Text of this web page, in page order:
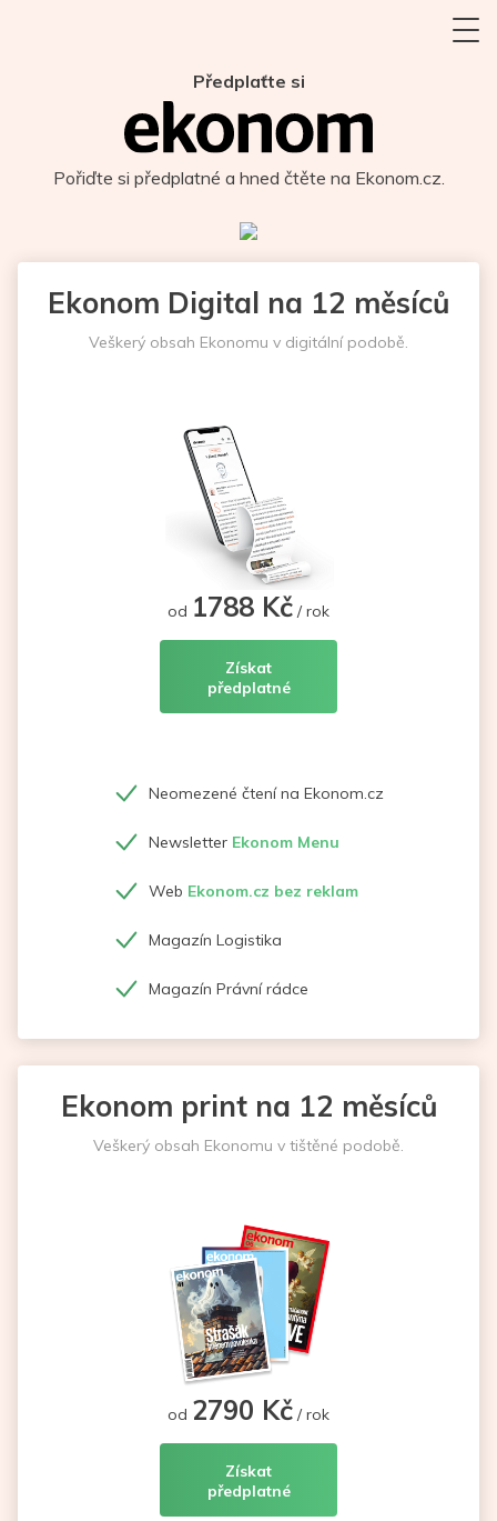
Předplaťte si
Pořiďte si předplatné a hned čtěte na Ekonom.cz.
Ekonom Digital na 12 měsíců
Veškerý obsah Ekonomu v digitální podobě.
od 1788 Kč / rok
Získat
předplatné
Neomezené čtení na Ekonom.cz
Newsletter Ekonom Menu
Web Ekonom.cz bez reklam
Magazín Logistika
Magazín Právní rádce
Ekonom print na 12 měsíců
Veškerý obsah Ekonomu v tištěné podobě.
od 2790 Kč / rok
Získat
předplatné